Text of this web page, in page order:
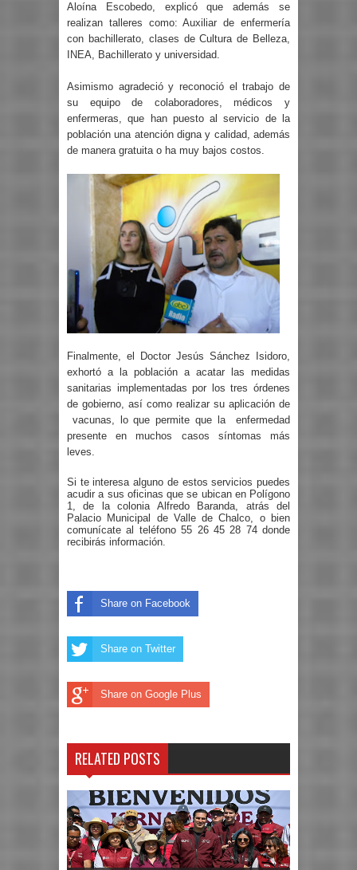
Aloína Escobedo, explicó que además se
realizan talleres como: Auxiliar de enfermería
con bachillerato, clases de Cultura de Belleza,
INEA, Bachillerato y universidad.
Asimismo agradeció y reconoció el trabajo de
su equipo de colaboradores, médicos y
enfermeras, que han puesto al servicio de la
población una atención digna y calidad, además
de manera gratuita o ha muy bajos costos.
Finalmente, el Doctor Jesús Sánchez Isidoro,
exhortó a la población a acatar las medidas
sanitarias implementadas por los tres órdenes
de gobierno, así como realizar su aplicación de
vacunas, lo que permite que la
enfermedad
presente en muchos casos síntomas más
leves.
Si te interesa alguno de estos servicios puedes
acudir a sus oficinas que se ubican en Polígono
1, de la colonia Alfredo Baranda, atrás del
Palacio Municipal de Valle de Chalco,
o bien
comunícate al teléfono 55 26 45 28 74 donde
recibirás información.
Share on Facebook
Share on Twitter
Share on Google Plus
RELATED POSTS